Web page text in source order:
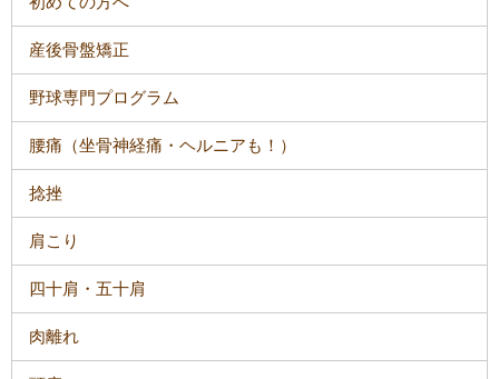
産後骨盤矯正
野球専門プログラム
腰痛（坐骨神経痛・ヘルニアも！）
捻挫
肩こり
四十肩・五十肩
肉離れ